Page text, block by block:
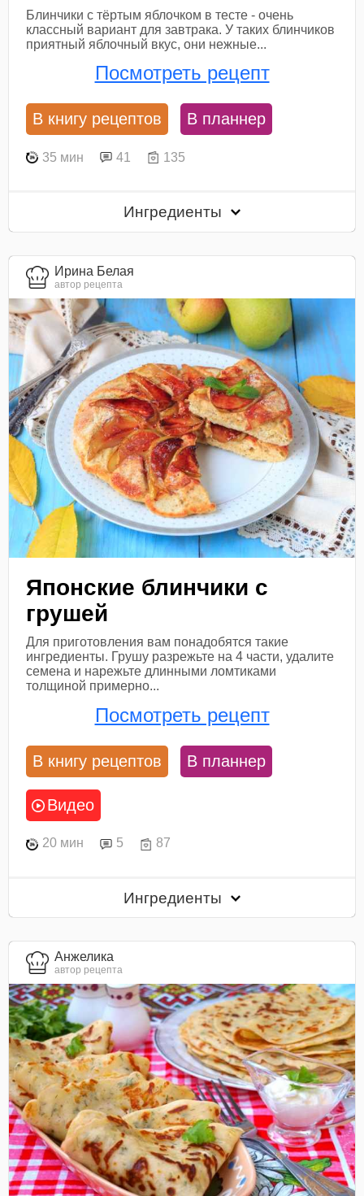
Блинчики с тёртым яблочком в тесте - очень
классный вариант для завтрака. У таких блинчиков
приятный яблочный вкус, они нежные...
Посмотреть рецепт
В книгу рецептов В планнер
35 мин 41 135
Ингредиенты
Ирина Белая
автор рецепта
Японские блинчики с
грушей
Для приготовления вам понадобятся такие
ингредиенты. Грушу разрежьте на 4 части, удалите
семена и нарежьте длинными ломтиками
толщиной примерно...
Посмотреть рецепт
В книгу рецептов В планнер
Видео
20 мин 5 87
Ингредиенты
Анжелика
автор рецепта